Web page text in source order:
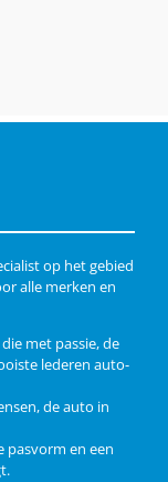
op het gebied
alle merken en
met passie, de
lederen auto-
de auto in
pasvorm en een